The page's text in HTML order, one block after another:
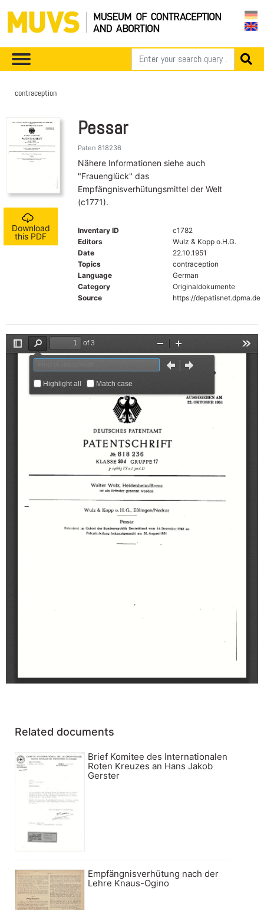
contraception
Download
this PDF
Pessar
Paten 818236
Nähere Informationen siehe auch
"Frauenglück" das
Empfängnisverhütungsmittel der Welt
(c1771).
Inventary ID
c1782
Editors
Wulz & Kopp o.H.G.
Date
22.10.1951
Topics
contraception
Language
German
Category
Originaldokumente
Source
https://depatisnet.dpma.de
Related documents
Brief Komitee des Internationalen
Roten Kreuzes an Hans Jakob
Gerster
Empfängnisverhütung nach der
Lehre Knaus-Ogino